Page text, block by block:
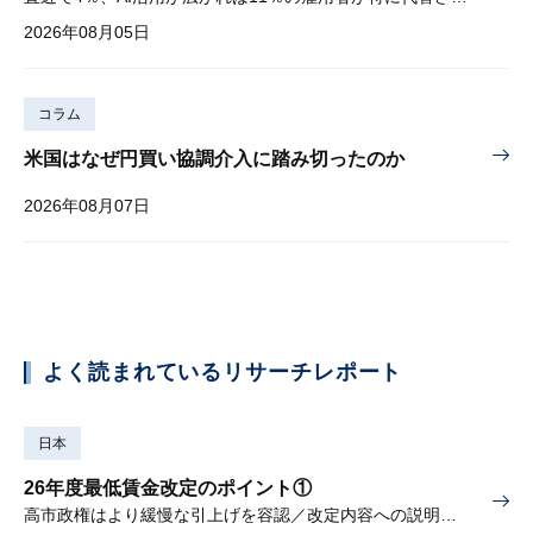
2026年08月05日
コラム
米国はなぜ円買い協調介入に踏み切ったのか
2026年08月07日
よく読まれているリサーチレポート
日本
26年度最低賃金改定のポイント①
高市政権はより緩慢な引上げを容認／改定内容への説明責任が焦点